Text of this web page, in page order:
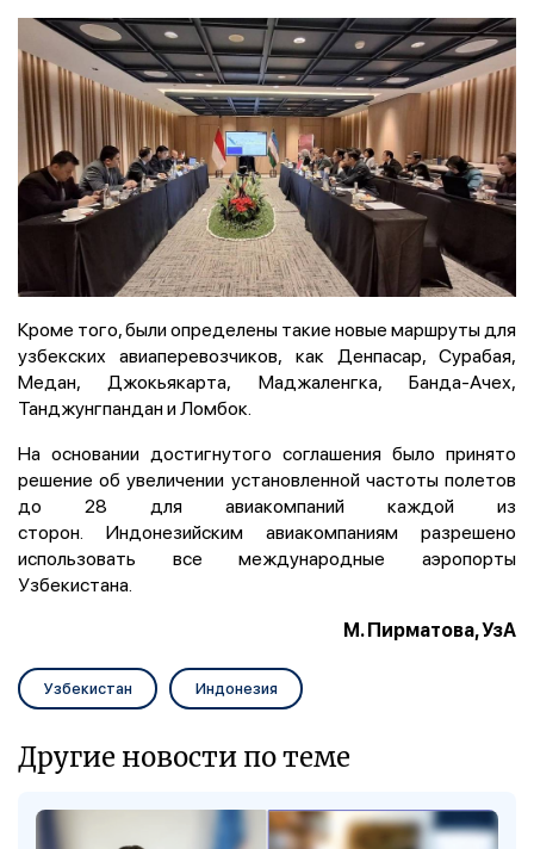
Кроме того, были определены такие новые маршруты для
узбекских авиаперевозчиков, как Денпасар, Сурабая,
Медан, Джокьякарта, Маджаленгка, Банда-Ачех,
Танджунгпандан и Ломбок.
На основании достигнутого соглашения было принято
решение обувеличении установленной частоты полетов
до 28 для авиакомпаний каждой из
сторон. Индонезийским авиакомпаниям разрешено
использовать все международные аэропорты
Узбекистана.
М. Пирматова, УзА
Узбекистан Индонезия
Другие новости по теме